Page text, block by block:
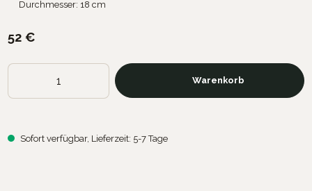
Durchmesser: 18 cm
52 €
Produkt Anzahl: Gib den gewünschten Wert ein oder benutze die
Warenkorb
Sofort verfügbar, Lieferzeit: 5-7 Tage